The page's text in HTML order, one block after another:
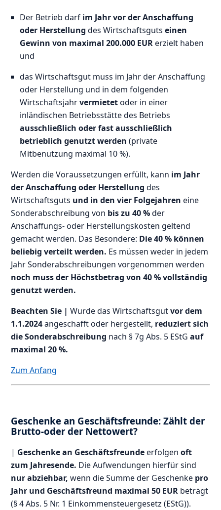
Der Betrieb darf im Jahr vor der Anschaffung
oder Herstellung des Wirtschaftsgutseinen
Gewinn von maximal 200.000 EURerzielt haben
und
das Wirtschaftsgut muss im Jahr der Anschaffung
oder Herstellung und in dem folgenden
Wirtschaftsjahrvermietetoder in einer
inländischen Betriebsstätte des Betriebs
ausschließlich oder fast ausschließlich
betrieblich genutzt werden (private
Mitbenutzung maximal 10 %).
Werden die Voraussetzungen erfüllt, kann im Jahr
der Anschaffung oder Herstellung des
Wirtschaftsguts und in den vier Folgejahren eine
Sonderabschreibung von bis zu 40 %der
Anschaffungs- oder Herstellungskosten geltend
gemacht werden. Das Besondere: Die 40 % können
beliebig verteilt werden. Es müssen weder in jedem
Jahr Sonderabschreibungen vorgenommen werden
noch muss der Höchstbetrag von 40 % vollständig
genutzt werden.
Beachten Sie |Wurde das Wirtschaftsgutvor dem
1.1.2024angeschafft oder hergestellt, reduziert sich
die Sonderabschreibung nach § 7g Abs. 5 EStG auf
maximal 20 %.
Zum Anfang
Geschenke an Geschäftsfreunde: Zählt der
Brutto-oder der Nettowert?
| Geschenke an Geschäftsfreundeerfolgenoft
zum Jahresende. Die Aufwendungen hierfür sind
nur abziehbar,wenn die Summe der Geschenke pro
Jahr und Geschäftsfreund maximal 50 EUR beträgt
(§ 4 Abs. 5 Nr. 1 Einkommensteuergesetz (EStG)).